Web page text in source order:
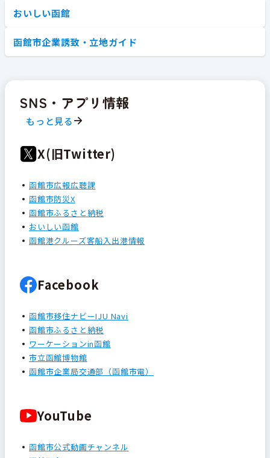
おいしい函館
函館市企業誘致・立地ガイド
SNS・アプリ情報
もっと見る
X(旧Twitter)
函館市広報広聴課
函館市防災X
函館市ふるさと納税
おいしい函館
函館港クルーズ客船入出港情報
Facebook
函館市移住ナビーIJU Navi
函館市ふるさと納税
ワーケーションin函館
市立函館博物館
函館市企業局交通部（函館市電）
YouTube
函館市公式動画チャンネル